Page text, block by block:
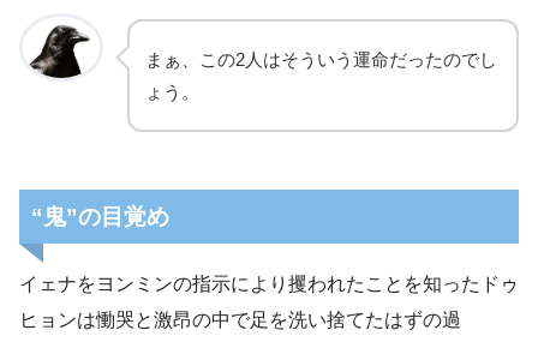
まぁ、この2人はそういう運命だったのでし
ょう。
“鬼”の目覚め
イェナをヨンミンの指示により攫われたことを知ったドゥ
ヒョンは慟哭と激昂の中で足を洗い捨てたはずの過